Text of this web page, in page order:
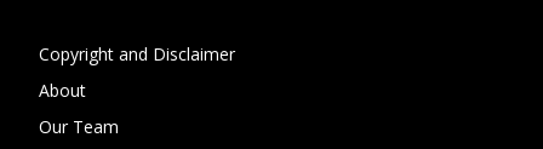
Copyright and Disclaimer
About
Our Team